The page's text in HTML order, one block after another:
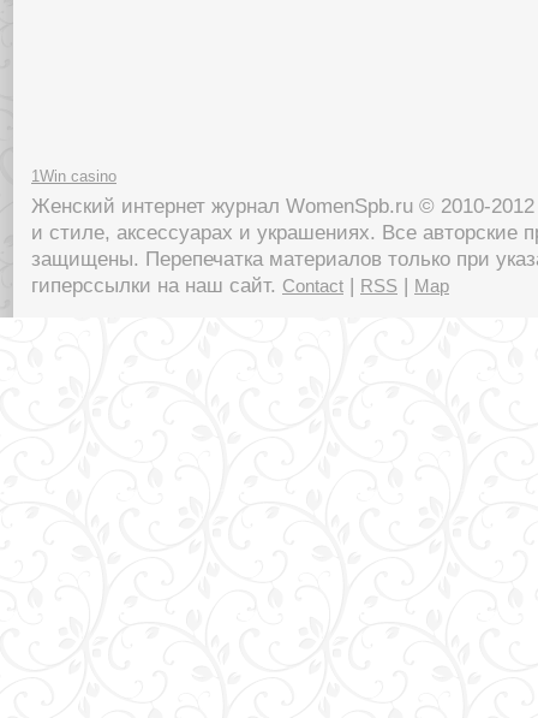
1Win casino
Женский интернет журнал WomenSpb.ru © 2010-
и стиле, аксессуарах и украшениях. Все авторские
защищены. Перепечатка материалов только при
гиперссылки на наш сайт. Contact | RSS | Map